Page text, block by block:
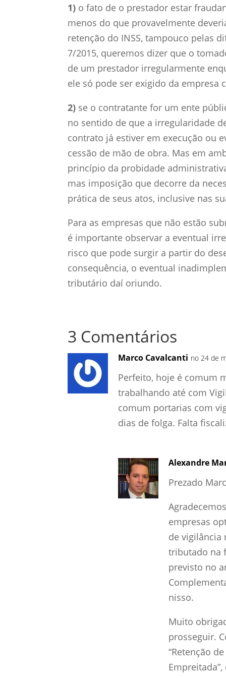
1) o fato de o prestador estar
menos do que provavelmente
retenção do INSS, tampouco pelas
7/2015, queremos dizer que o
de um prestador irregularmente
ele só pode ser exigido da empresa
2) se o contratante for um ente
no sentido de que a irregularidade
contrato já estiver em execução ou
cessão de mão de obra. Mas em
princípio da probidade
mas imposição que decorre da
prática de seus atos, inclusive nas
Para as empresas que não estão
é importante observar a eventual
risco que pode surgir a partir do
consequência, o eventual
tributário daí oriundo.
3 Comentários
Marco Cavalcanti no 24 de
Perfeito, hoje é comum
trabalhando até com
comum portarias com
dias de folga. Falta
Alexandre
Prezado
empresas
de vigilância
tributado na
previsto no
nisso.
Muito
prosseguir.
“Retenção